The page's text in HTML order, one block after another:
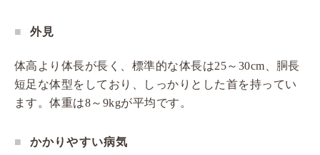
外見
体高より体長が長く、標準的な体長は25～30cm、胴長
短足な体型をしており、しっかりとした首を持ってい
ます。体重は8～9kgが平均です。
かかりやすい病気